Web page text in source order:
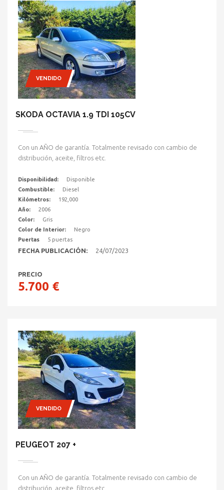
VENDIDO
SKODA OCTAVIA 1.9 TDI 105CV
Con un AÑO de garantía. Totalmente revisado con cambio de
distribución, aceite, filtros etc.
Disponibilidad:
Disponible
Combustible:
Diesel
Kilómetros:
192,000
Año:
2006
Color:
Gris
Color de Interior:
Negro
Puertas
5 puertas
FECHA PUBLICACIÓN: 24/07/2023
PRECIO
5.700 €
VENDIDO
PEUGEOT 207 +
Con un AÑO de garantía. Totalmente revisado con cambio de
distribución, aceite, filtros etc.